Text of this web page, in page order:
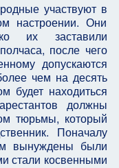
участвуют в
настроении. Они
их заставили
после чего
допускаются
чем на десять
будет находиться
должны
тюрьмы, который
Поначалу
вынуждены были
стали косвенными